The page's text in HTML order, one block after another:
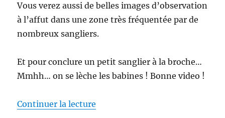
p
r
c
e
n
o
Vous verez aussi de belles images d’observation
à l’affut dans une zone très fréquentée par de
nombreux sangliers.
Et pour conclure un petit sanglier à la broche…
Mmhh… on se lèche les babines ! Bonne video !
Continuer la lecture